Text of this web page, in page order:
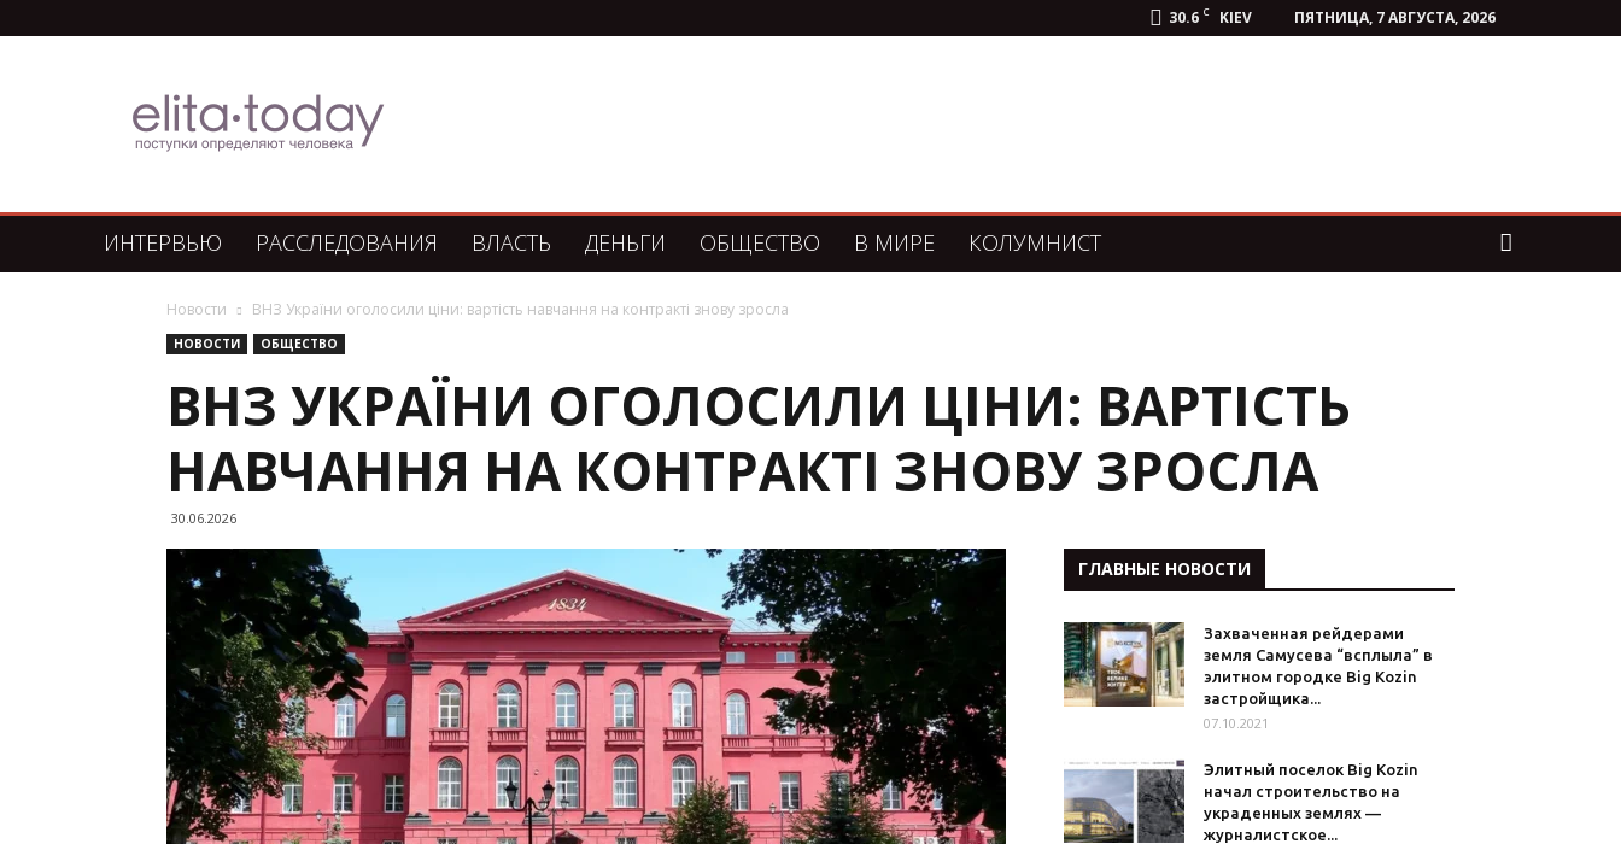
30.6 C KIEV ПЯТНИЦА, 7 АВГУСТА, 2026
Сегодня
ИНТЕРВЬЮ РАССЛЕДОВАНИЯ ВЛАСТЬ ДЕНЬГИ ОБЩЕСТВО В МИРЕ КОЛУМНИСТ
Новости ВНЗ України оголосили ціни: вартість навчання на контракті знову зросла
НОВОСТИ ОБЩЕСТВО
ВНЗ УКРАЇНИ ОГОЛОСИЛИ ЦІНИ: ВАРТІСТЬ
НАВЧАННЯ НА КОНТРАКТІ ЗНОВУ ЗРОСЛА
30.06.2026
ГЛАВНЫЕ НОВОСТИ
Захваченная рейдерами
земля Самусева “всплыла” в
элитном городке Big Kozin
застройщика...
07.10.2021
Элитный поселок Big Kozin
начал строительство на
украденных землях —
журналистское...